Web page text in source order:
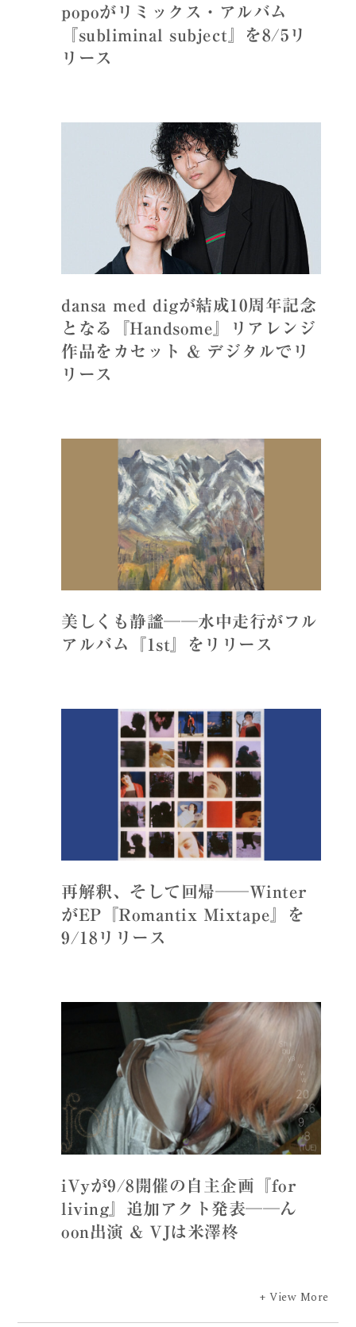
popoがリミックス・アルバム
『subliminal subject』を8/5リ
リース
dansa med digが結成10周年記念
となる『Handsome』リアレンジ
作品をカセット & デジタルでリ
リース
美しくも静謐──水中走行がフル
アルバム『1st』をリリース
再解釈、そして回帰──Winter
がEP『Romantix Mixtape』を
9/18リリース
iVyが9/8開催の自主企画『for
living』追加アクト発表──ん
oon出演 & VJは米澤柊
+ View More